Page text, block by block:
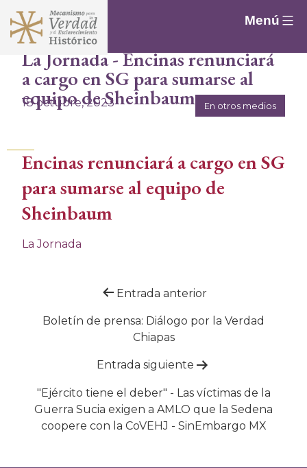
Menú
La Jornada - Encinas renunciará
a cargo en SG para sumarse al
equipo de Sheinbaum En otros medios
18 octubre, 2023
Encinas renunciará a cargo en SG
para sumarse al equipo de
Sheinbaum
La Jornada
Navegación Entrada anterior
Boletín de prensa: Diálogo por la Verdad
Chiapas
Entrada siguiente
"Ejército tiene el deber" - Las víctimas de la
Guerra Sucia exigen a AMLO que la Sedena
coopere con la CoVEHJ - SinEmbargo MX